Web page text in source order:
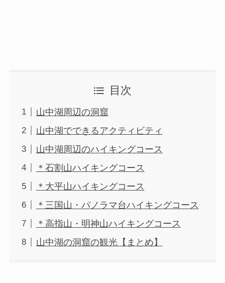
目次
山中湖周辺の洞窟
山中湖でできるアクティビティ
山中湖周辺のハイキングコース
＊石割山ハイキングコース
＊大平山ハイキングコース
＊三国山・パノラマ台ハイキングコース
＊高指山・明神山ハイキングコース
山中湖の洞窟の観光【まとめ】